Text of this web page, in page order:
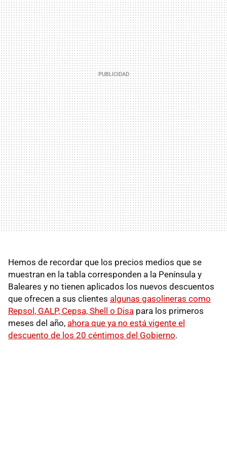
Hemos de recordar que los precios medios que se
muestran en la tabla corresponden a la Península y
Baleares y no tienen aplicados los nuevos descuentos
que ofrecen a sus clientes algunas gasolineras como
Repsol, GALP, Cepsa, Shell o Disa para los primeros
meses del año, ahora que ya no está vigente el
descuento de los 20 céntimos del Gobierno.